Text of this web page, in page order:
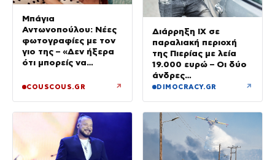
Μπάγια
Αντωνοπούλου: Νέες
φωτογραφίες με τον
γιο της – «Δεν ήξερα
ότι μπορείς να
τις πιο απλές στιγμές»
COUSCOUS.GR ↗
Διάρρηξη ΙΧ σε
παραλιακή περιοχή
της Πιερίας με λεία
19.000 ευρώ – Οι δύο
άνδρες
συνελήφθησαν στην
DIMOCRACY.GR ↗